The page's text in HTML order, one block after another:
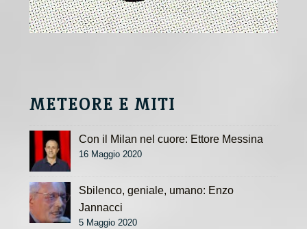
METEORE E MITI
Con il Milan nel cuore: Ettore Messina
16 Maggio 2020
Sbilenco, geniale, umano: Enzo
Jannacci
5 Maggio 2020